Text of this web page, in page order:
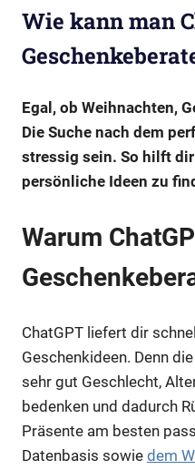
Wie kann man
Egal, ob Weihnachten,
Die Suche nach dem
stressig sein. So hilft dir
persönliche Ideen zu
Warum
ChatGPT liefert dir
Geschenkideen. Denn
sehr gut Geschlecht,
bedenken und dadurch
Präsente am besten
Datenbasis sowie dem